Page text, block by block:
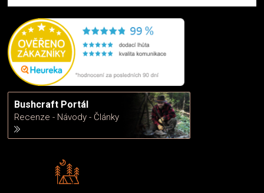
Bushcraft Portál
Recenze - Návody - Články